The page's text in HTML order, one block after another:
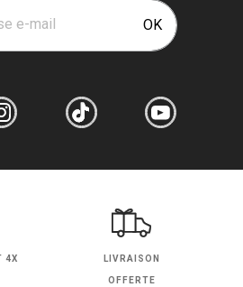
e-mail OK
4X LIVRAISON
OFFERTE